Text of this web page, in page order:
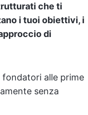
che ti
i tuoi obiettivi, i
di
alle prime
senza